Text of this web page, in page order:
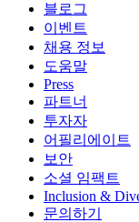
블로그
이벤트
채용 정보
도움말
Press
파트너
투자자
어필리에이트
보안
소셜 임팩트
Inclusion &
문의하기